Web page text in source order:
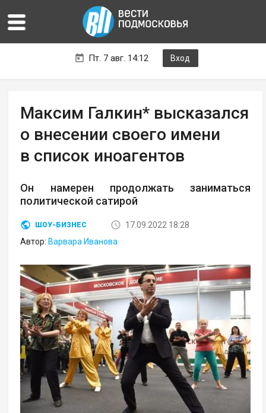
Пт. 7 авг. 14:12 Вход
Максим Галкин* высказался
о внесении своего имени
в список иноагентов
Он намерен продолжать заниматься
политической сатирой
ШОУ-БИЗНЕС
17.09.2022 18:28
Автор: Варвара Иванова